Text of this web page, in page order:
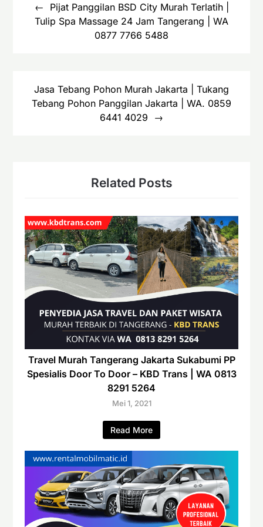
Pijat Panggilan BSD City Murah Terlatih |
Tulip Spa Massage 24 Jam Tangerang | WA
0877 7766 5488
Jasa Tebang Pohon Murah Jakarta | Tukang
Tebang Pohon Panggilan Jakarta | WA. 0859
6441 4029
Related Posts
Travel Murah Tangerang Jakarta Sukabumi PP
Spesialis Door To Door – KBD Trans | WA 0813
8291 5264
Mei 1, 2021
Read More